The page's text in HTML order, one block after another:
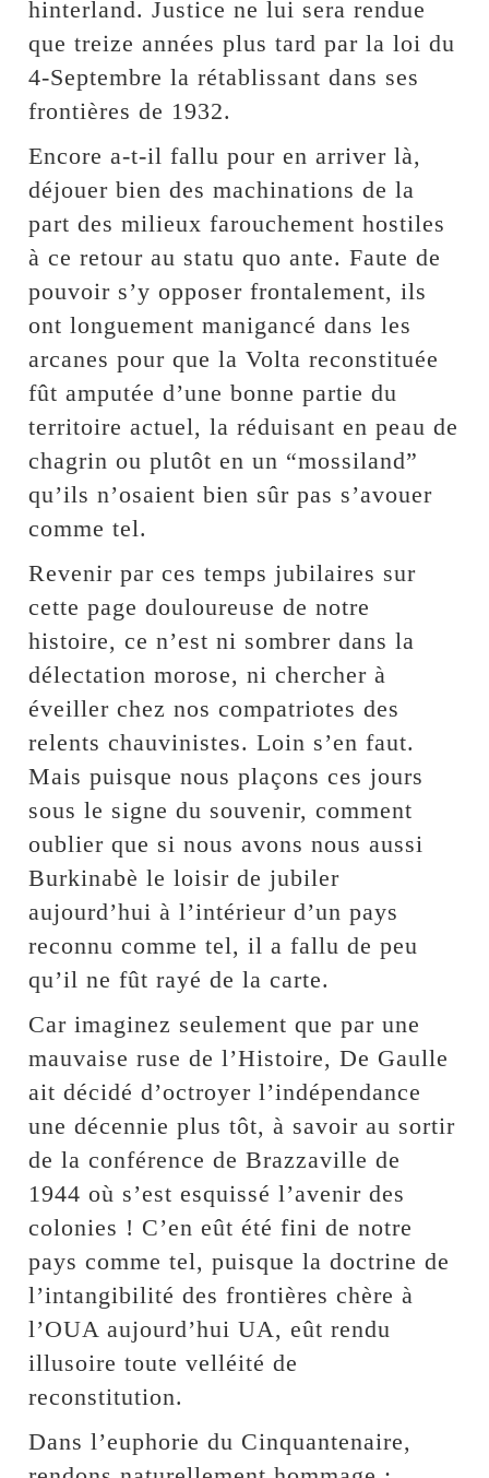
hinterland. Justice ne lui sera rendue
que treize années plus tard par la loi du
4-Septembre la rétablissant dans ses
frontières de 1932.
Encore a-t-il fallu pour en arriver là,
déjouer bien des machinations de la
part des milieux farouchement hostiles
à ce retour au statu quo ante. Faute de
pouvoir s’y opposer frontalement, ils
ont longuement manigancé dans les
arcanes pour que la Volta reconstituée
fût amputée d’une bonne partie du
territoire actuel, la réduisant en peau de
chagrin ou plutôt en un “mossiland”
qu’ils n’osaient bien sûr pas s’avouer
comme tel.
Revenir par ces temps jubilaires sur
cette page douloureuse de notre
histoire, ce n’est ni sombrer dans la
délectation morose, ni chercher à
éveiller chez nos compatriotes des
relents chauvinistes. Loin s’en faut.
Mais puisque nous plaçons ces jours
sous le signe du souvenir, comment
oublier que si nous avons nous aussi
Burkinabè le loisir de jubiler
aujourd’hui à l’intérieur d’un pays
reconnu comme tel, il a fallu de peu
qu’il ne fût rayé de la carte.
Car imaginez seulement que par une
mauvaise ruse de l’Histoire, De Gaulle
ait décidé d’octroyer l’indépendance
une décennie plus tôt, à savoir au sortir
de la conférence de Brazzaville de
1944 où s’est esquissé l’avenir des
colonies ! C’en eût été fini de notre
pays comme tel, puisque la doctrine de
l’intangibilité des frontières chère à
l’OUA aujourd’hui UA, eût rendu
illusoire toute velléité de
reconstitution.
Dans l’euphorie du Cinquantenaire,